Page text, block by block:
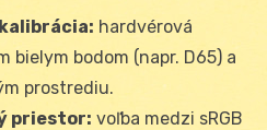
hardvérová
bielym bodom (napr. D65) a
prostrediu.
priestor: voľba medzi sRGB